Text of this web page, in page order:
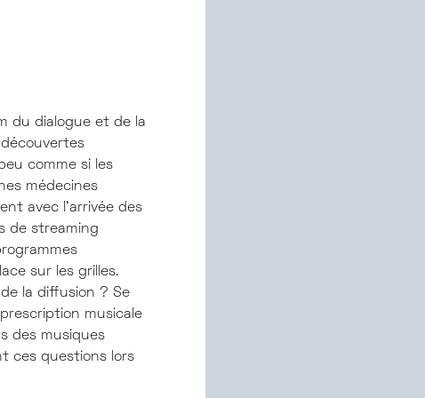
du dialogue et de la
comme si les
médecines
avec l’arrivée des
de streaming
sur les grilles.
la diffusion ? Se
musicale
des musiques
ces questions lors